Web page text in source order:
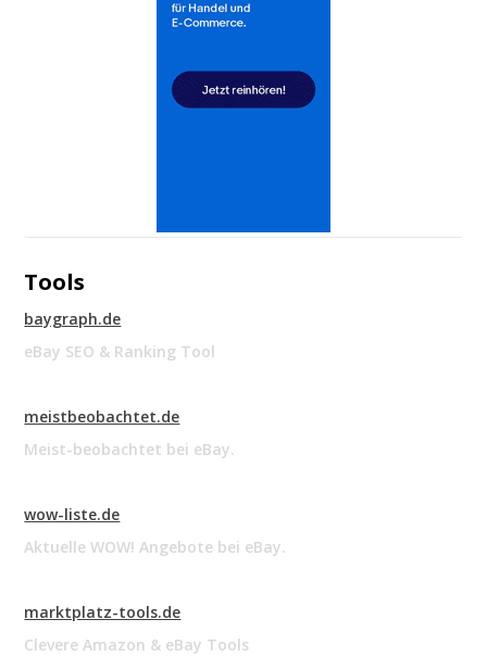
Tools
baygraph.de
eBay SEO & Ranking Tool
meistbeobachtet.de
Meist-beobachtet bei eBay.
wow-liste.de
Aktuelle WOW! Angebote bei eBay.
marktplatz-tools.de
Clevere Amazon & eBay Tools